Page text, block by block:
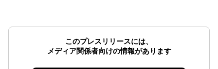
このプレスリリースには、
メディア関係者向けの情報があります